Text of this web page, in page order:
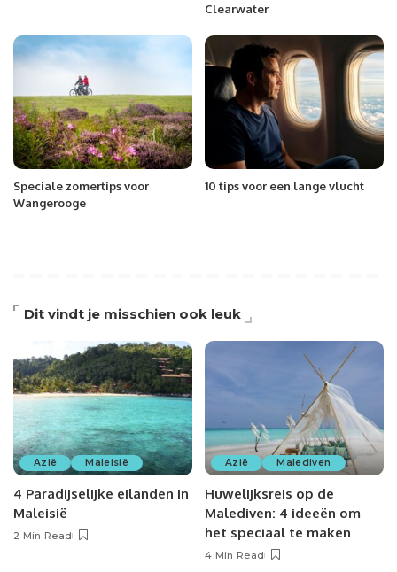
Clearwater
Speciale zomertips voor
Wangerooge
10 tips voor een lange vlucht
Dit vindt je misschien ook leuk
Azië Maleisië
4 Paradijselijke eilanden in
Maleisië
2 Min Read
Azië Malediven
Huwelijksreis op de
Malediven: 4 ideeën om
het speciaal te maken
4 Min Read